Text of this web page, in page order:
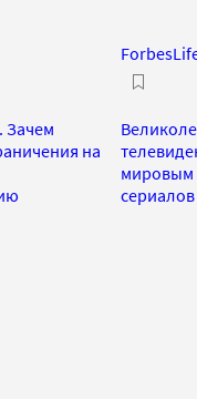
Зачем
на
мировым
сериалов